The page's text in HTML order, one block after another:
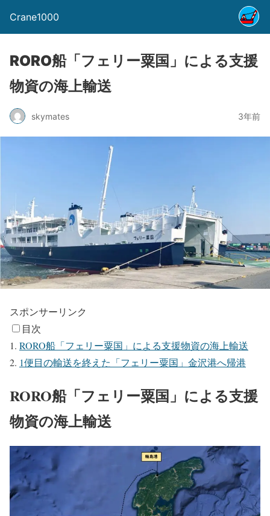
Crane1000
RORO船「フェリー粟国」による支援
物資の海上輸送
skymates 3年前
スポンサーリンク
目次
RORO船「フェリー粟国」による支援物資の海上輸送
1便目の輸送を終えた「フェリー粟国」金沢港へ帰港
RORO船「フェリー粟国」による支援
物資の海上輸送